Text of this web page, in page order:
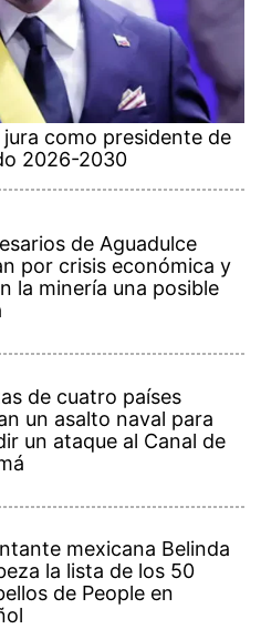
como presidente de
2026-2030
de Aguadulce
por crisis económica y
la minería una posible
de cuatro países
un asalto naval para
un ataque al Canal de
mexicana Belinda
la lista de los 50
de People en